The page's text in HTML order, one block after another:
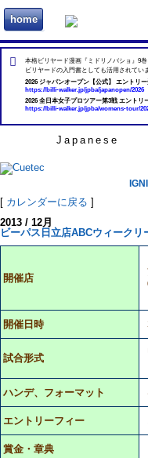
home ビリヲカ
本格ビリヤード漫画『ミドリノバショ』9
ビリヤードの入門書としても活用されてい
2026 ジャパンオープン【公式】 エントリ
https://billi-walker.jp/jpba/japanopen/2026
2026 全日本女子プロツアー第3戦 エントリ
https://billi-walker.jp/jpba/womens-tour/
Japanese
[ カレンダーに戻る ]
2013 / 12月
ビーパス日立店ABCウィークリ
開催店
開催日時
試合形式
ハンデ、フォーマット
エントリーフィー
賞金・章典